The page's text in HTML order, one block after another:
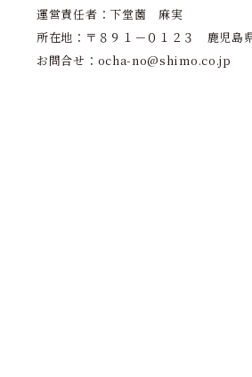
運営責任者：下堂薗 麻実
所在地：〒８９１－０１２３ 鹿児島
お問合せ：ocha-no@shimo.co.jp